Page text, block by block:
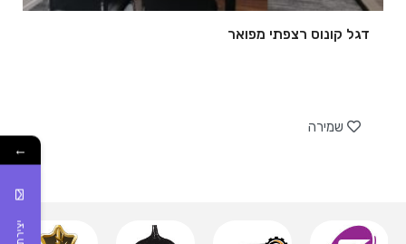
דגל קונוס רצפתי מפואר
שמירה
←